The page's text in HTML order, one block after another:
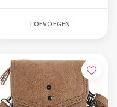
TOEVOEGEN